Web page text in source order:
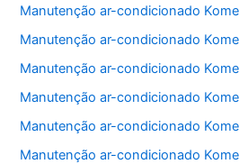
Manutenção ar-condicionado
Manutenção ar-condicionado
Manutenção ar-condicionado
Manutenção ar-condicionado
Manutenção ar-condicionado
Manutenção ar-condicionado